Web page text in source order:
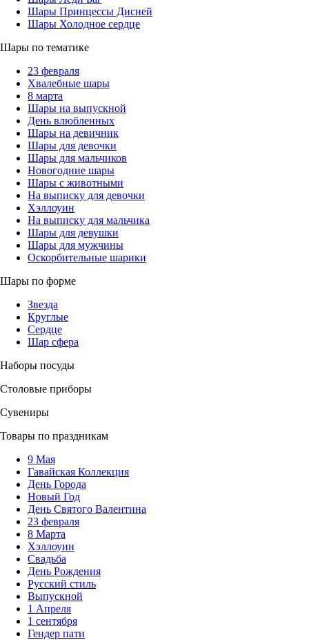
Шары Принцессы Дисней
Шары Холодное сердце
Шары по тематике
23 февраля
Хвалебные шары
8 марта
Шары на выпускной
День влюбленных
Шары на девичник
Шары для девочки
Шары для мальчиков
Новогодние шары
Шары с животными
На выписку для девочки
Хэллоуин
На выписку для мальчика
Шары для девушки
Шары для мужчины
Оскорбительные шарики
Шары по форме
Звезда
Круглые
Сердце
Шар сфера
Наборы посуды
Столовые приборы
Сувениры
Товары по праздникам
9 Мая
Гавайская Коллекция
День Города
Новый Год
День Святого Валентина
23 февраля
8 Марта
Хэллоуин
Свадьба
День Рождения
Русский стиль
Выпускной
1 Апреля
1 сентября
Гендер пати